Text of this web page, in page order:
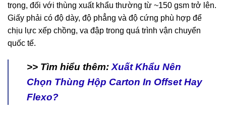
trọng, đối với thùng xuất khẩu thường từ ~150 gsm trở lên.
Giấy phải có độ dày, độ phẳng và độ cứng phù hợp để
chịu lực xếp chồng, va đập trong quá trình vận chuyển
quốc tế.
>> Tìm hiểu thêm:Xuất Khẩu Nên
Chọn Thùng Hộp Carton In Offset Hay
Flexo?